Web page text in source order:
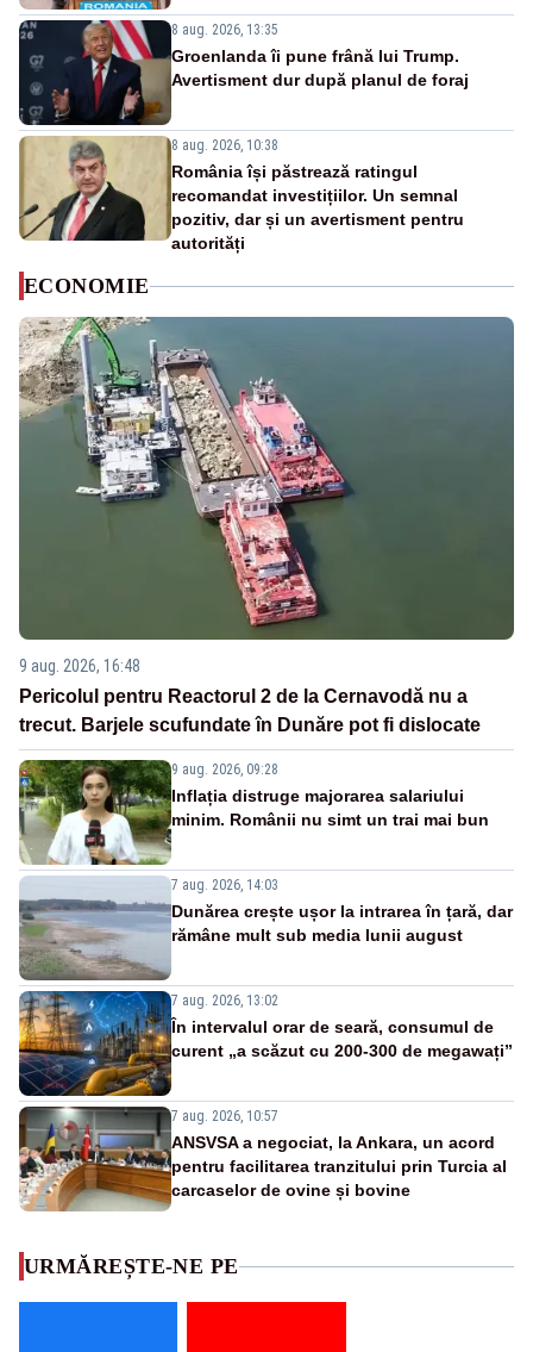
8 aug. 2026, 13:35
Groenlanda îi pune frână lui Trump.
Avertisment dur după planul de foraj
8 aug. 2026, 10:38
România își păstrează ratingul
recomandat investițiilor. Un semnal
pozitiv, dar și un avertisment pentru
autorități
ECONOMIE
9 aug. 2026, 16:48
Pericolul pentru Reactorul 2 de la Cernavodă nu a
trecut. Barjele scufundate în Dunăre pot fi dislocate
9 aug. 2026, 09:28
Inflația distruge majorarea salariului
minim. Românii nu simt un trai mai bun
7 aug. 2026, 14:03
Dunărea crește ușor la intrarea în țară, dar
rămâne mult sub media lunii august
7 aug. 2026, 13:02
În intervalul orar de seară, consumul de
curent „a scăzut cu 200-300 de megawați”
7 aug. 2026, 10:57
ANSVSA a negociat, la Ankara, un acord
pentru facilitarea tranzitului prin Turcia al
carcaselor de ovine și bovine
URMĂREȘTE-NE PE